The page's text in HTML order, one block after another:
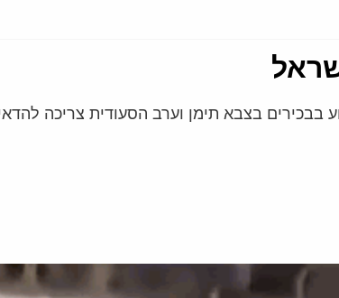
בצבא תימן וערב הסעודית צריכה